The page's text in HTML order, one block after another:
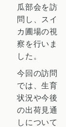
瓜部会を訪
問し、スイ
カ圃場の視
察を行いま
した。
今回の訪問
では、生育
状況や今後
の出荷見通
しについて